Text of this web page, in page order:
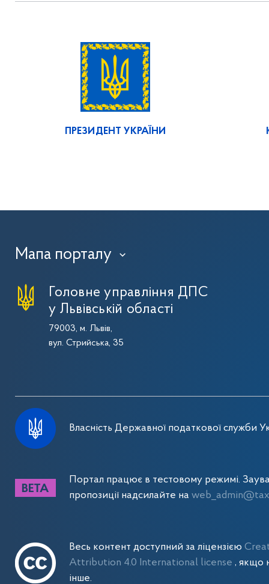
ПРЕЗИДЕНТ УКРАЇНИ
Мапа порталу ›
Головне управління ДПС
у Львівській області
79003, м. Львів,
вул. Стрийська, 35
Власність Державної податкової служби
Портал працює в тестовому режимі.
пропозиції надсилайте на
Весь контент доступний за ліцензією
Attribution 4.0 International license , якщо
інше.